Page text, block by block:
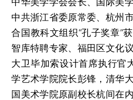
中共浙江省委原常委、杭州
合国教科文组织“孔子奖章”
智库特聘专家、福田区文化
大卫毕加索设计首席执行官
学艺术学院院长彭锋，清华
国美术学院原副校长杭间在